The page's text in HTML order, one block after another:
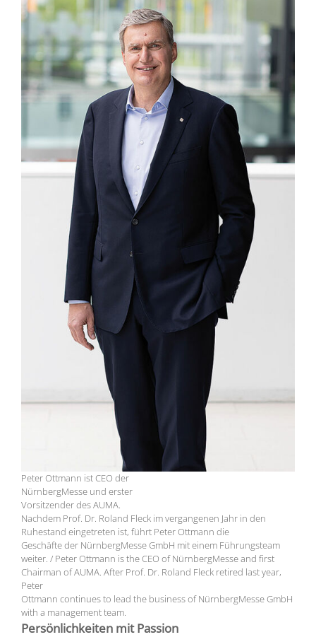
Peter Ottmann ist CEO der
NürnbergMesse und erster
Vorsitzender des AUMA.
Nachdem Prof. Dr. Roland Fleck im vergangenen Jahr in den
Ruhestand eingetreten ist, führt Peter Ottmann die
Geschäfte der NürnbergMesse GmbH mit einem Führungsteam
weiter. / Peter Ottmann is the CEO of NürnbergMesse and first
Chairman of AUMA. After Prof. Dr. Roland Fleck retired last year,
Peter
Ottmann continues to lead the business of NürnbergMesse GmbH
with a management team.
Persönlichkeiten mit Passion